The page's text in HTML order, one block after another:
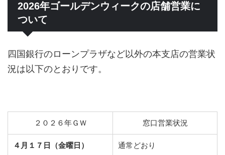
2026年ゴールデンウィークの店舗営業に
ついて
四国銀行のローンプラザなど以外の本支店の営業状
況は以下のとおりです。
２０２６年ＧＷ 窓口営業状況
４月１７日（金曜日） 通常どおり